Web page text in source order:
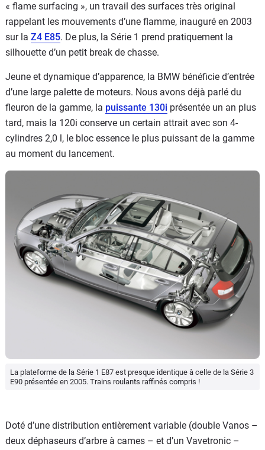
« flame surfacing », un travail des surfaces très original
rappelant les mouvements d’une flamme, inauguré en 2003
sur la Z4 E85. De plus, la Série 1 prend pratiquement la
silhouette d’un petit break de chasse.
Jeune et dynamique d’apparence, la BMW bénéficie d’entrée
d’une large palette de moteurs. Nous avons déjà parlé du
fleuron de la gamme, la puissante 130i présentée un an plus
tard, mais la 120i conserve un certain attrait avec son 4-
cylindres 2,0 l, le bloc essence le plus puissant de la gamme
au moment du lancement.
La plateforme de la Série 1 E87 est presque identique à celle de la Série 3
E90 présentée en 2005. Trains roulants raffinés compris !
Doté d’une distribution entièrement variable (double Vanos –
deux déphaseurs d’arbre à cames – et d’un Vavetronic –